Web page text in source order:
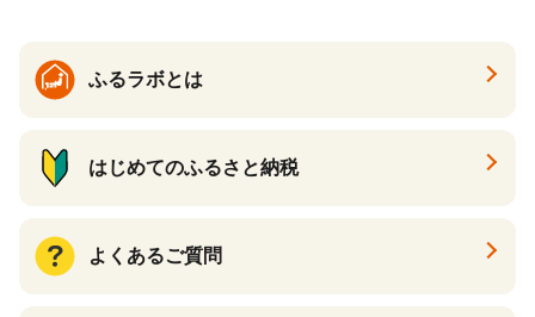
ふるラボとは
はじめてのふるさと納税
よくあるご質問